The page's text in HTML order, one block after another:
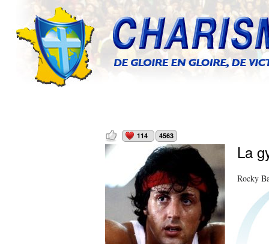
114 4563
La
Rocky